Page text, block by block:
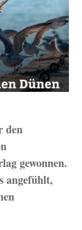
den
gewonnen.
angefühlt,